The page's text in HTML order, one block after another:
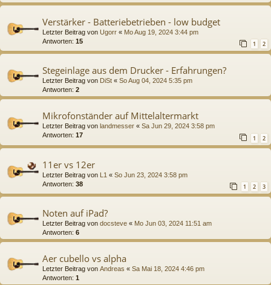
Verstärker - Batteriebetrieben - low budget
Letzter Beitrag von Ugorr « Mo Aug 19, 2024 3:44 pm
Antworten: 15 1 2
Stegeinlage aus dem Drucker - Erfahrungen?
Letzter Beitrag von DiSt « So Aug 04, 2024 5:35 pm
Antworten: 2
Mikrofonständer auf Mittelaltermarkt
Letzter Beitrag von landmesser « Sa Jun 29, 2024 3:58 pm
Antworten: 17 1 2
11er vs 12er
Letzter Beitrag von L1 « So Jun 23, 2024 3:58 pm
Antworten: 38 1 2 3
Noten auf iPad?
Letzter Beitrag von docsteve « Mo Jun 03, 2024 11:51 am
Antworten: 6
Aer cubello vs alpha
Letzter Beitrag von Andreas « Sa Mai 18, 2024 4:46 pm
Antworten: 1